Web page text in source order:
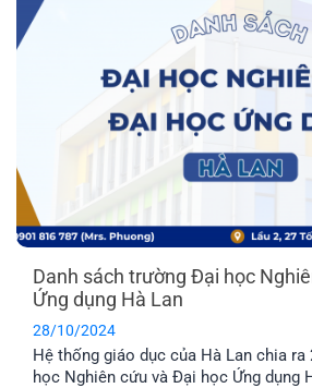
Danh sách trường Đại học
Ứng dụng Hà Lan
28/10/2024
Hệ thống giáo dục của Hà Lan chia
học Nghiên cứu và Đại học Ứng dụng